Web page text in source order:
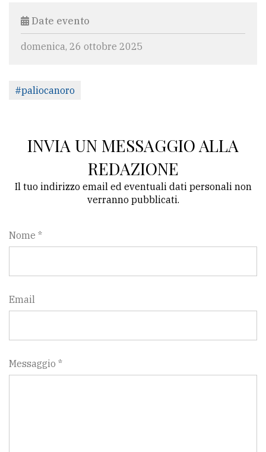
Date evento
domenica, 26 ottobre 2025
#paliocanoro
INVIA UN MESSAGGIO ALLA
REDAZIONE
Il tuo indirizzo email ed eventuali dati personali non
verranno pubblicati.
Nome *
Email
Messaggio *